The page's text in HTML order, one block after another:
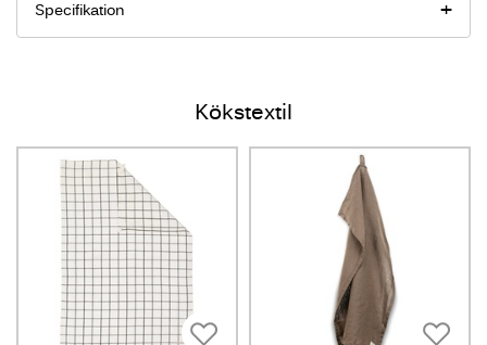
Specifikation
Kökstextil